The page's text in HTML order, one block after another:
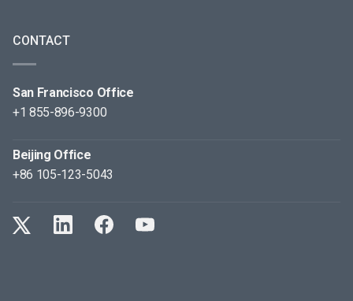
CONTACT
San Francisco Office
+1 855-896-9300
Beijing Office
+86 105-123-5043